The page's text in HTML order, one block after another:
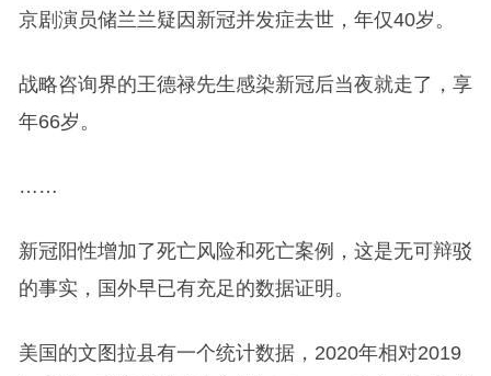
京剧演员储兰兰疑因新冠并发症去世，年仅40岁。
战略咨询界的王德禄先生感染新冠后当夜就走了，享
年66岁。
……
新冠阳性增加了死亡风险和死亡案例，这是无可辩驳
的事实，国外早已有充足的数据证明。
美国的文图拉县有一个统计数据，2020年相对2019